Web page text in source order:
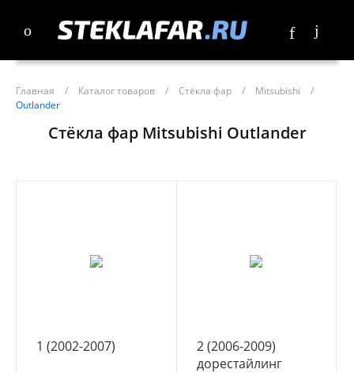
Главная / Каталог товаров / Стёкла фар / Mitsubishi
/
Outlander
Стёкла фар Mitsubishi Outlander
1 (2002-2007)
2 (2006-2009)
дорестайлинг